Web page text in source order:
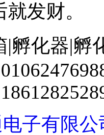
发财。
|孵化器|孵
子有限公